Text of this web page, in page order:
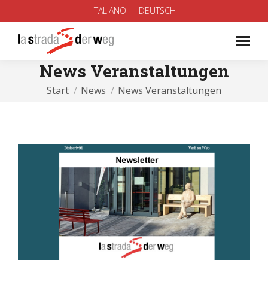
ITALIANO DEUTSCH
News Veranstaltungen
Sie befinden sich hier:
Start News News Veranstaltungen